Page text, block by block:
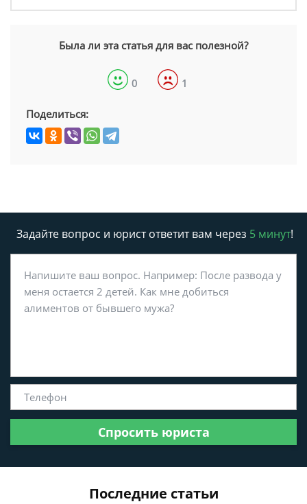
Была ли эта статья для вас полезной?
0 1
Поделиться:
Задайте вопрос и юрист ответит вам через 5 минут!
Спросить юриста
Последние статьи